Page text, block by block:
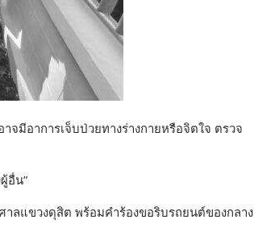
จมีอาการเจ็บป่วยทางร่างกายหรือจิตใจ ตรวจ
อื่น”
ลแขวงดุสิต พร้อมคำร้องขอริบรถยนต์ของกลาง